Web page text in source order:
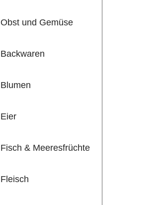
Obst und Gemüse
Backwaren
Blumen
Eier
Fisch & Meeresfrüchte
Fleisch